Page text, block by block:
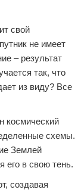
свой
не имеет
– результат
так, что
из виду? Все
космический
схемы.
Землей
его в свою тень.
создавая